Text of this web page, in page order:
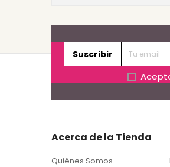
Suscribir
Acerca de la Tienda
Quiénes Somos